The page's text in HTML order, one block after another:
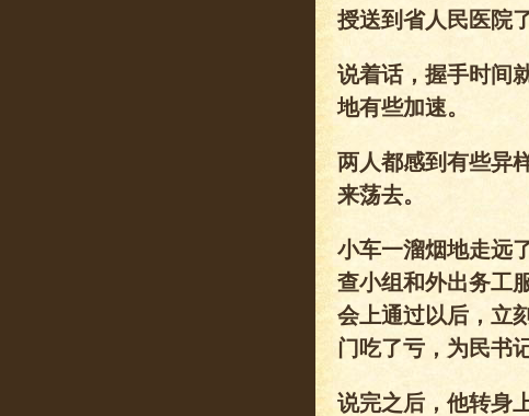
授送到省人民医院
说着话，握手时间
地有些加速。
两人都感到有些异
来荡去。
小车一溜烟地走远
查小组和外出务工
会上通过以后，立
门吃了亏，为民书
说完之后，他转身